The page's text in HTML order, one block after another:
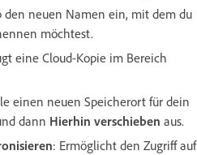
den neuen Namen ein, mit dem du
möchtest.
eine Cloud-Kopie im Bereich
einen neuen Speicherort für dein
dann Hierhin verschieben aus.
: Ermöglicht den Zugriff auf